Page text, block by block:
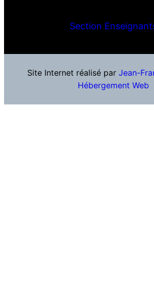
Section
Site Internet réalisé par Jean-
Hébergement Web